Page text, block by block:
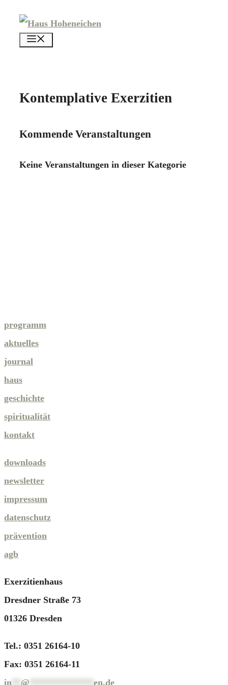
Zum
Inhalt
springen
Kontemplative Exerzitien
Kommende Veranstaltungen
Keine Veranstaltungen in dieser Kategorie
programm
aktuelles
journal
haus
geschichte
spiritualität
kontakt
downloads
newsletter
impressum
datenschutz
prävention
agb
Exerzitienhaus
Dresdner Straße 73
01326 Dresden
Tel.: 0351 26164-10
Fax: 0351 26164-11
in
@ en.de